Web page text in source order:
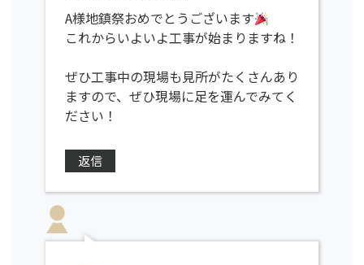
A様地鎮祭おめでとうございます
これからいよいよ工事が始まりますね！
ぜひ工事中の現場も見所がたくさんあり
ますので、ぜひ現場に足を運んでみてく
ださい！
返信